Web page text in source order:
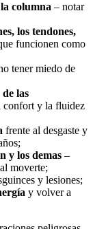
columna – notar
los tendones,
funcionen como
tener miedo de
las
confort y la fluidez
frente al desgaste y
y los demas –
moverte;
y lesiones;
y volver a